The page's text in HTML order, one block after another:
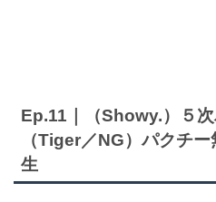
Ep.11｜（Showy.）５
（Tiger／NG）パクチ
生